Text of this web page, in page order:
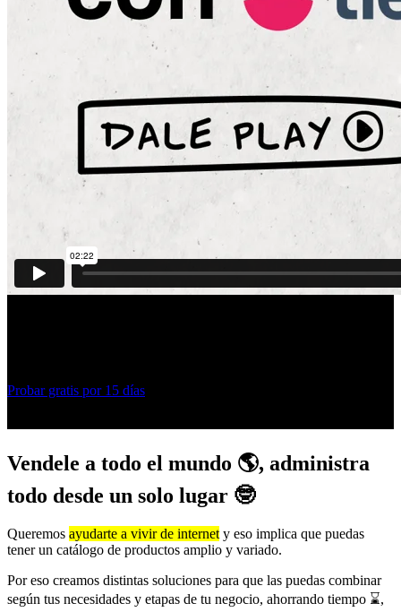
Probar gratis por 15 días
Vendele a todo el mundo 🌎, administra
todo desde un solo lugar 🤓
Queremos ayudarte a vivir de internet y eso implica que puedas
tener un catálogo de productos amplio y variado.
Por eso creamos distintas soluciones para que las puedas combinar
según tus necesidades y etapas de tu negocio, ahorrando tiempo ⌛,